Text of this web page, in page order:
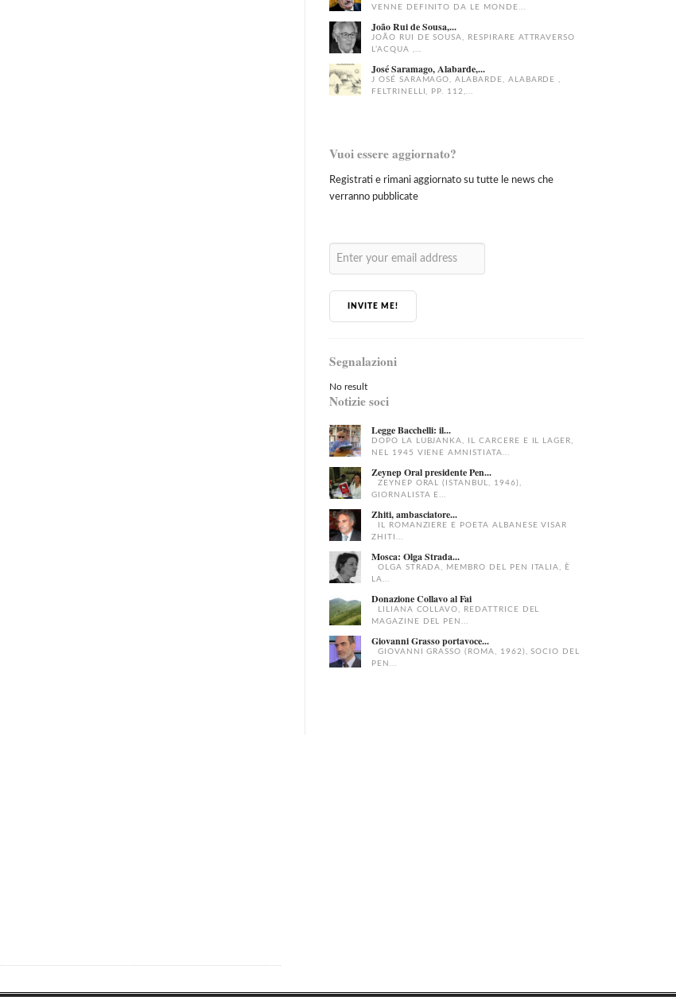
VENNE DEFINITO DA LE MONDE...
João Rui de Sousa,...
JOÃO RUI DE SOUSA, RESPIRARE ATTRAVERSO
L’ACQUA ,...
José Saramago, Alabarde,...
J OSÉ SARAMAGO, ALABARDE, ALABARDE ,
FELTRINELLI, PP. 112,...
Vuoi essere aggiornato?
Registrati e rimani aggiornato su tutte le news che
verranno pubblicate
INVITE ME!
Segnalazioni
No result
Notizie soci
Legge Bacchelli: il...
DOPO LA LUBJANKA, IL CARCERE E IL LAGER,
NEL 1945 VIENE AMNISTIATA...
Zeynep Oral presidente Pen...
ZEYNEP ORAL (ISTANBUL, 1946),
GIORNALISTA E...
Zhiti, ambasciatore...
IL ROMANZIERE E POETA ALBANESE VISAR
ZHITI...
Mosca: Olga Strada...
OLGA STRADA, MEMBRO DEL PEN ITALIA, È
LA...
Donazione Collavo al Fai
LILIANA COLLAVO, REDATTRICE DEL
MAGAZINE DEL PEN...
Giovanni Grasso portavoce...
GIOVANNI GRASSO (ROMA, 1962), SOCIO DEL
PEN...